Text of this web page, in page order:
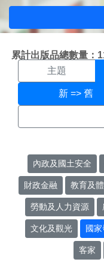
累計出版品總數量：
施政搜
主題
新 => 舊
內政及國土安全
財政金融 教育及
勞動及人力資源
文化及觀光 國
客家